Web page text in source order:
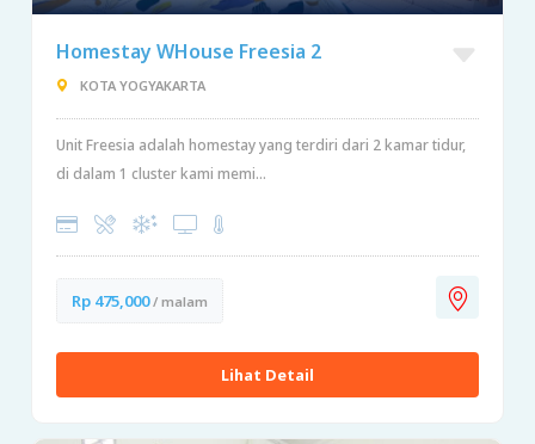
Homestay WHouse Freesia 2
KOTA YOGYAKARTA
Unit Freesia adalah homestay yang terdiri dari 2 kamar tidur,
di dalam 1 cluster kami memi...
Rp 475,000/ malam
Lihat Detail